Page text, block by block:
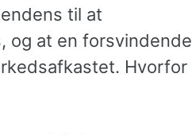
til at
og at en forsvindende
Hvorfor